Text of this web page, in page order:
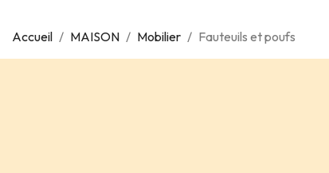
Accueil MAISON Mobilier Fauteuils et poufs